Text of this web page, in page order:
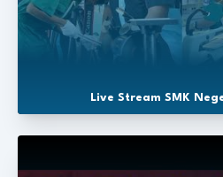
Live Stream SMK